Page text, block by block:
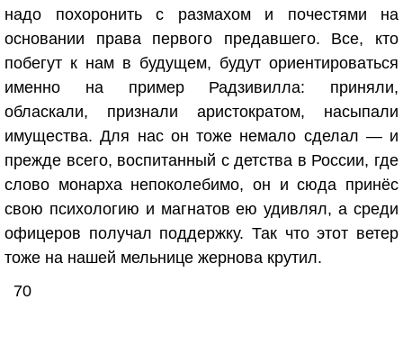
надо похоронить с размахом и почестями на
основании права первого предавшего. Все, кто
побегут к нам в будущем, будут ориентироваться
именно на пример Радзивилла: приняли,
обласкали, признали аристократом, насыпали
имущества. Для нас он тоже немало сделал — и
прежде всего, воспитанный с детства в России, где
слово монарха непоколебимо, он и сюда принёс
свою психологию и магнатов ею удивлял, а среди
офицеров получал поддержку. Так что этот ветер
тоже на нашей мельнице жернова крутил.
70